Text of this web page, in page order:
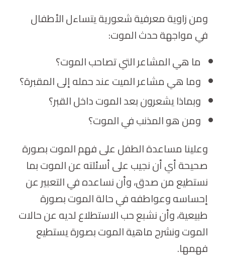
ومن زاوية معرفية شعورية يتساءل الأطفال
في مواجهة حدث الموت:
ما هي المشاعر التي تصاحب الموت؟
وما هي مشاعر الميت عند حمله إلى المقبرة؟
وبماذا يشعرون بعد الموت داخل القبر؟
ومن هو المذنب في الموت؟
وعلينا مساعدة الطفل على فهم الموت بصورة
صحيحة أي أن نجيب على أسئلته عن الموت بما
نستطيع من صدق، وأن نساعده في التعبير عن
إحساسه وعواطفه في حالة الموت بصورة
طبيعية، وأن نشبع حب الاستطلاع لديه عن حالات
الموت ونشرح ماهية الموت بصورة يستطيع
فهمها.